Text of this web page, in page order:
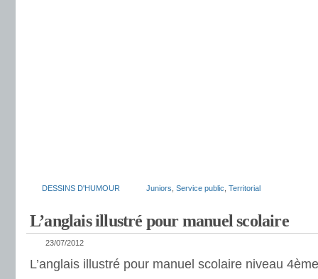
DESSINS D'HUMOUR Juniors Service public Territorial
L’anglais illustré pour manuel scolaire
23/07/2012
L’anglais illustré pour manuel scolaire niveau